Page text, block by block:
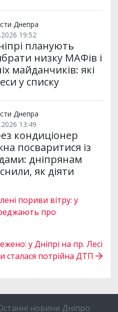
Днепра
19:52
планують
низку МАФів і
майданчиків: які
у списку
Днепра
13:49
кондиціонер
посваритися із
дніпрянам
як діяти
пориви вітру: у
про
у Дніпрі на пр. Лесі
сталася потрійна ДТП
новини Дніпро